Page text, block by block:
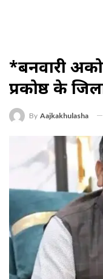
*बनवारी
प्रकोष्ठ के
By Aajkakhulasha